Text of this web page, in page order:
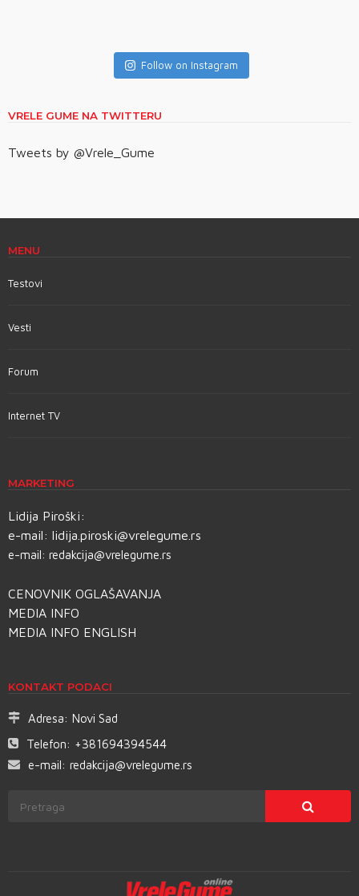
Follow on Instagram
VRELE GUME NA TWITTERU
Tweets by @Vrele_Gume
MENU
Testovi
Vesti
Forum
Internet TV
MARKETING
Lidija Piroški:
e-mail: lidija.piroski@vrelegume.rs
e-mail: redakcija@vrelegume.rs
CENOVNIK OGLAŠAVANJA
MEDIA INFO
MEDIA INFO ENGLISH
KONTAKT PODACI
Adresa: Novi Sad
Telefon: +381694394544
e-mail: redakcija@vrelegume.rs